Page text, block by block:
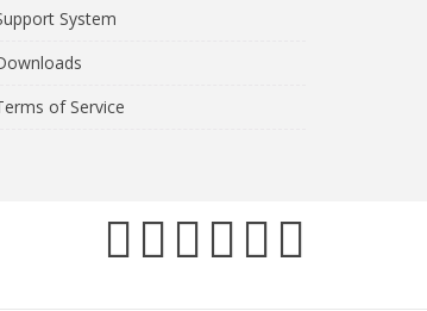
System
of Service